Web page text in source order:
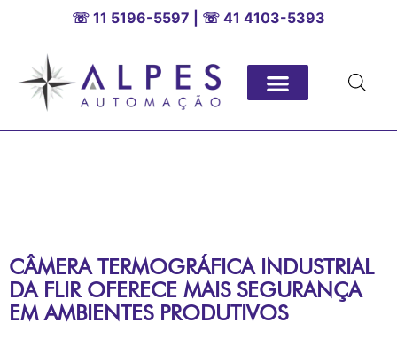
☏ 11 5196-5597 | ☏ 41 4103-5393
CÂMERA TERMOGRÁFICA INDUSTRIAL
DA FLIR OFERECE MAIS SEGURANÇA
EM AMBIENTES PRODUTIVOS